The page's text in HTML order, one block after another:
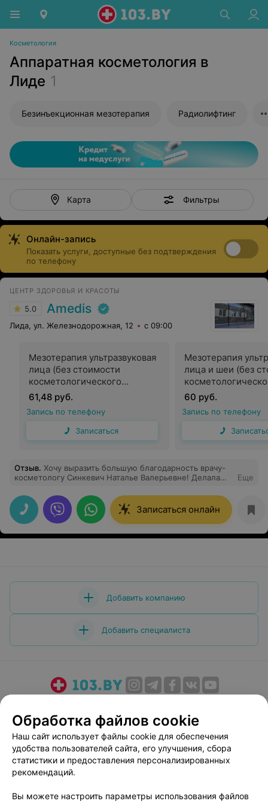
Косметология
Аппаратная косметология в
Лиде 1
Безинъекционная мезотерапия Радиолифтинг
Карта Фильтры
Онлайн-запись
Показать услуги, доступные без подтверждения
по телефону
ЦЕНТР ЗДОРОВЬЯ И КРАСОТЫ
5.0 Amedis
Лида, ул. Железнодорожная, 12 с 09:00
Мезотерапия ультразвуковая
лица (без стоимости
косметологического
препарата), насадка r-sonic
61,48 руб.
Запись по телефону
Записаться
Мезотерапия
лица и шеи (без
препарата),
60 руб.
Запись по телефону
Отзыв. Хочу выразить большую благодарность врачу-
косметологу Синкевич Наталье Валерьевне! Делала
довольна результатом от процедуры. С лица ушли
пигментные пятна, мелкие сосуды и в целом моё лицо
посветлело, а мелкие морщинки стали не так заметны.
Еще
Записаться онлайн
Добавить компанию
Добавить специалиста
Медицинский маркетинг
Публичный договор
Пользовательское соглашение
Способы оплаты
Вакансии
Партнеры
Обработка файлов cookie
Наш сайт использует файлы cookie для обеспечения
удобства пользователей сайта, его улучшения, сбора
статистики и предоставления персонализированных
рекомендаций.
Вы можете настроить параметры использования файлов